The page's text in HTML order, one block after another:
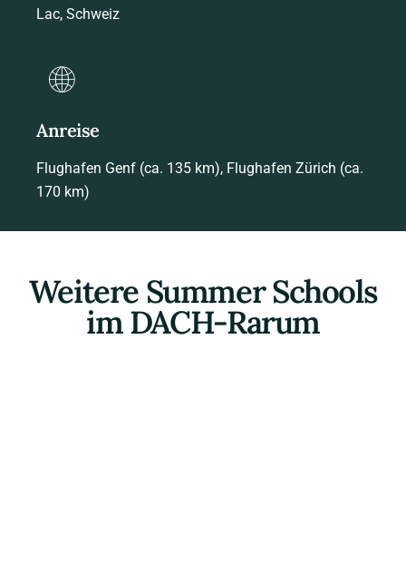
Lac, Schweiz
Anreise
Flughafen Genf (ca. 135 km), Flughafen Zürich (ca.
170 km)
Weitere Summer Schools
im DACH-Rarum